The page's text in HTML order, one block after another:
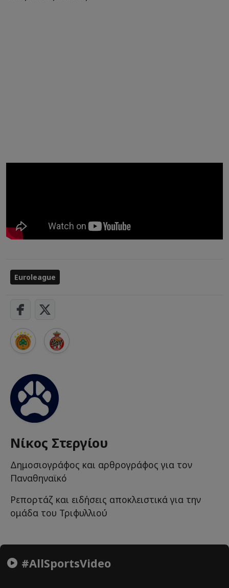
Euroleague
Νίκος Στεργίου
Δημοσιογράφος και αρθρογράφος για τον
Παναθηναϊκό
Ρεπορτάζ και ειδήσεις αποκλειστικά για την
ομάδα του Τριφυλλιού
#AllSportsVideo